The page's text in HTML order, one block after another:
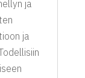
ja
ja